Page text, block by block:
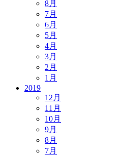
8月
7月
6月
5月
4月
3月
2月
1月
2019
12月
11月
10月
9月
8月
7月